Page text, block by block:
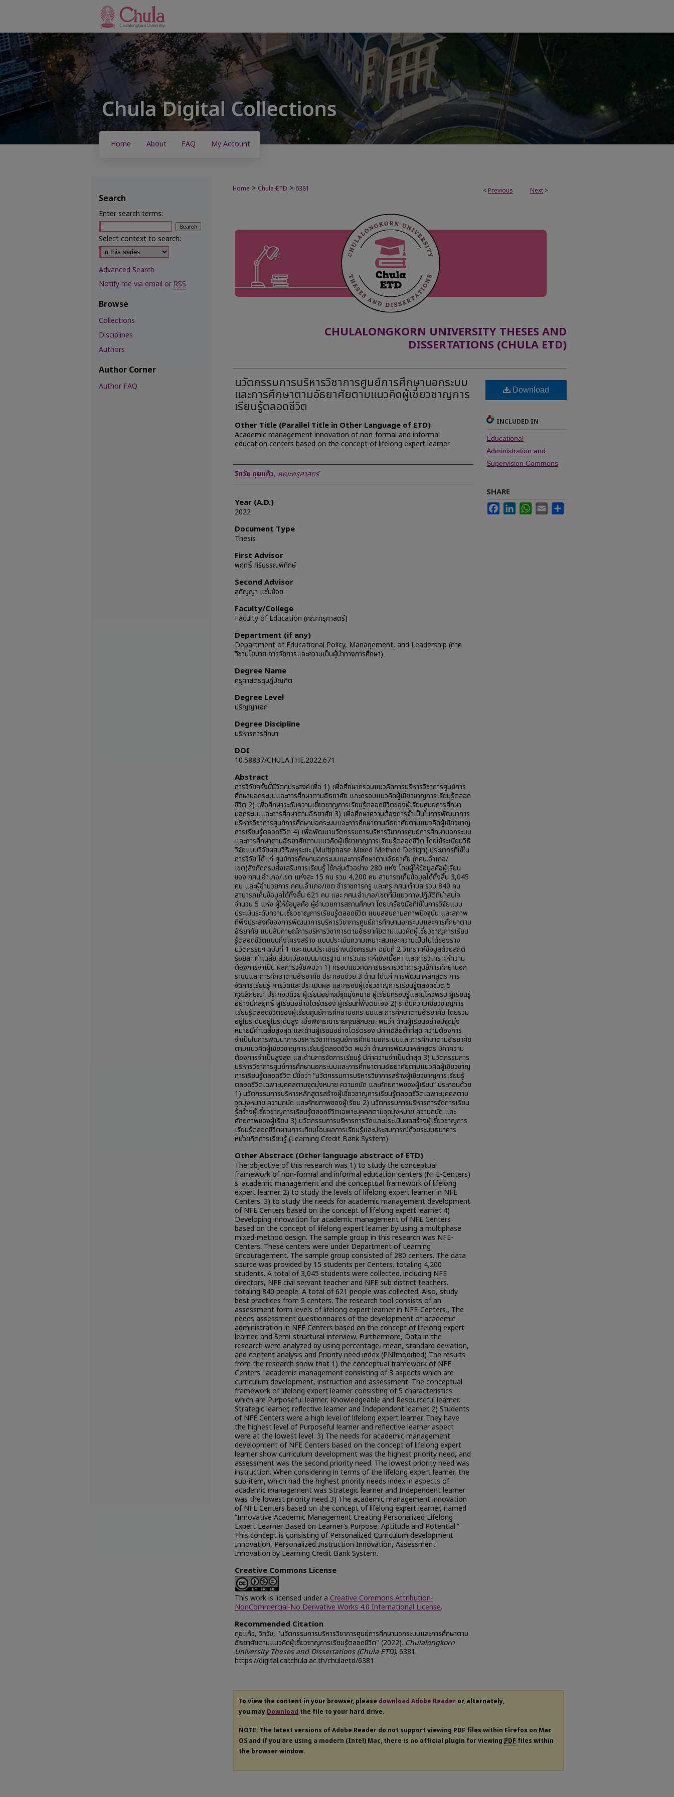
Home About FAQ My Account
< Previous Next >
Home > Chula-ETD > 6381
CHULALONGKORN UNIVERSITY THESES AND
DISSERTATIONS (CHULA ETD)
นวัตกรรมการบริหารวิชาการศูนย์การศึกษานอกระบบ
และการศึกษาตามอัธยาศัยตามแนวคิดผู้เชี่ยวชาญการ
เรียนรู้ตลอดชีวิต
Other Title (Parallel Title in Other Language of ETD)
Academic management innovation of non-formal and informal
education centers based on the concept of lifelong expert learner
Author
วิทวัช กุยแก้ว, คณะครุศาสตร์
Year (A.D.)
2022
Document Type
Thesis
First Advisor
พฤทธิ์ ศิริบรรณพิทักษ์
Second Advisor
สุกัญญา แช่มช้อย
Faculty/College
Faculty of Education (คณะครุศาสตร์)
Department (if any)
Department of Educational Policy, Management, and Leadership (ภาค
วิชานโยบาย การจัดการและความเป็นผู้นำทางการศึกษา)
Degree Name
ครุศาสตรดุษฎีบัณฑิต
Degree Level
ปริญญาเอก
Degree Discipline
บริหารการศึกษา
DOI
10.58837/CHULA.THE.2022.671
Abstract
การวิจัยครั้งนี้มีวัตถุประสงค์เพื่อ 1) เพื่อศึกษากรอบแนวคิดการบริหารวิชาการศูนย์การ
ศึกษานอกระบบและการศึกษาตามอัธยาศัย และกรอบแนวคิดผู้เชี่ยวชาญการเรียนรู้ตลอด
ชีวิต 2) เพื่อศึกษาระดับความเชี่ยวชาญการเรียนรู้ตลอดชีวิตของผู้เรียนศูนย์การศึกษา
นอกระบบและการศึกษาตามอัธยาศัย 3) เพื่อศึกษาความต้องการจำเป็นในการพัฒนาการ
บริหารวิชาการศูนย์การศึกษานอกระบบและการศึกษาตามอัธยาศัยตามแนวคิดผู้เชี่ยวชาญ
การเรียนรู้ตลอดชีวิต 4) เพื่อพัฒนานวัตกรรมการบริหารวิชาการศูนย์การศึกษานอกระบบ
และการศึกษาตามอัธยาศัยตามแนวคิดผู้เชี่ยวชาญการเรียนรู้ตลอดชีวิต โดยใช้ระเบียบวิธี
วิจัยแบบวิจัยผสมวิธีพหุระยะ (Multiphase Mixed Method Design) ประชากรที่ใช้ใน
การวิจัย ได้แก่ ศูนย์การศึกษานอกระบบและการศึกษาตามอัธยาศัย (กศน.อำเภอ/
เขต)สังกัดกรมส่งเสริมการเรียนรู้ ใช้กลุ่มตัวอย่าง 280 แห่ง โดยผู้ให้ข้อมูลคือผู้เรียน
ของ กศน.อำเภอ/เขต แห่งละ 15 คน รวม 4,200 คน สามารถเก็บข้อมูลได้ทั้งสิ้น 3,045
คน และผู้อำนวยการ กศน.อำเภอ/เขต ข้าราชการครู และครู กศน.ตำบล รวม 840 คน
สามารถเก็บข้อมูลได้ทั้งสิ้น 621 คน และ กศน.อำเภอ/เขตที่มีแนวทางปฏิบัติที่น่าสนใจ
จำนวน 5 แห่ง ผู้ให้ข้อมูลคือ ผู้อำนวยการสถานศึกษา โดยเครื่องมือที่ใช้ในการวิจัยแบบ
ประเมินระดับความเชี่ยวชาญการเรียนรู้ตลอดชีวิต แบบสอบถามสภาพปัจจุบัน และสภาพ
ที่พึงประสงค์ของการพัฒนาการบริหารวิชาการศูนย์การศึกษานอกระบบและการศึกษาตาม
อัธยาศัย แบบสัมภาษณ์การบริหารวิชาการตามอัธยาศัยตามแนวคิดผู้เชี่ยวชาญการเรียน
รู้ตลอดชีวิตแบบกึ่งโครงสร้าง แบบประเมินความเหมาะสมและความเป็นไปได้ของร่าง
นวัตกรรมฯ ฉบับที่ 1 และแบบประเมินร่างนวัตกรรมฯ ฉบับที่ 2 วิเคราะห์ข้อมูลด้วยสถิติ
ร้อยละ ค่าเฉลี่ย ส่วนเบี่ยงเบนมาตรฐาน การวิเคราะห์เชิงเนื้อหา และการวิเคราะห์ความ
ต้องการจำเป็น ผลการวิจัยพบว่า 1) กรอบแนวคิดการบริหารวิชาการศูนย์การศึกษานอก
ระบบและการศึกษาตามอัธยาศัย ประกอบด้วย 3 ด้าน ได้แก่ การพัฒนาหลักสูตร การ
จัดการเรียนรู้ การวัดและประเมินผล และกรอบผู้เชี่ยวชาญการเรียนรู้ตลอดชีวิต 5
คุณลักษณะ ประกอบด้วย ผู้เรียนอย่างมีจุดมุ่งหมาย ผู้เรียนที่รอบรู้และมีไหวพริบ ผู้เรียนรู้
อย่างมีกลยุทธ์ ผู้เรียนอย่างไตร่ตรอง ผู้เรียนที่พึ่งตนเอง 2) ระดับความเชี่ยวชาญการ
เรียนรู้ตลอดชีวิตของผู้เรียนศูนย์การศึกษานอกระบบและการศึกษาตามอัธยาศัย โดยรวม
อยู่ในระดับอยู่ในระดับสูง เมื่อพิจารณารายคุณลักษณะ พบว่า ด้านผู้เรียนอย่างมีจุดมุ่ง
หมายมีค่าเฉลี่ยสูงสุด และด้านผู้เรียนอย่างไตร่ตรอง มีค่าเฉลี่ยต่ำที่สุด ความต้องการ
จำเป็นในการพัฒนาการบริหารวิชาการศูนย์การศึกษานอกระบบและการศึกษาตามอัธยาศัย
ตามแนวคิดผู้เชี่ยวชาญการเรียนรู้ตลอดชีวิต พบว่า ด้านการพัฒนาหลักสูตร มีค่าความ
ต้องการจำเป็นสูงสุด และด้านการจัดการเรียนรู้ มีค่าความจำเป็นต่ำสุด 3) นวัตกรรมการ
บริหารวิชาการศูนย์การศึกษานอกระบบและการศึกษาตามอัธยาศัยตามแนวคิดผู้เชี่ยวชาญ
การเรียนรู้ตลอดชีวิต มีชื่อว่า “นวัตกรรมการบริหารวิชาการสร้างผู้เชี่ยวชาญการเรียนรู้
ตลอดชีวิตเฉพาะบุคคลตามจุดมุ่งหมาย ความถนัด และศักยภาพของผู้เรียน” ประกอบด้วย
1) นวัตกรรมการบริหารหลักสูตรสร้างผู้เชี่ยวชาญการเรียนรู้ตลอดชีวิตเฉพาะบุคคลตาม
จุดมุ่งหมาย ความถนัด และศักยภาพของผู้เรียน 2) นวัตกรรมการบริหารการจัดการเรียน
รู้สร้างผู้เชี่ยวชาญการเรียนรู้ตลอดชีวิตเฉพาะบุคคลตามจุดมุ่งหมาย ความถนัด และ
ศักยภาพของผู้เรียน 3) นวัตกรรมการบริหารการวัดและประเมินผลสร้างผู้เชี่ยวชาญการ
เรียนรู้ตลอดชีวิตผ่านการเทียบโอนผลการเรียนรู้และประสบการณ์ด้วยระบบธนาคาร
หน่วยกิตการเรียนรู้ (Learning Credit Bank System)
Other Abstract (Other language abstract of ETD)
The objective of this research was 1) to study the conceptual
framework of non-formal and informal education centers (NFE-Centers)
s' academic management and the conceptual framework of lifelong
expert learner. 2) to study the levels of lifelong expert learner in NFE
Centers. 3) to study the needs for academic management development
of NFE Centers based on the concept of lifelong expert learner. 4)
Developing innovation for academic management of NFE Centers
based on the concept of lifelong expert learner by using a multiphase
mixed-method design. The sample group in this research was NFE-
Centers. These centers were under Department of Learning
Encouragement. The sample group consisted of 280 centers. The data
source was provided by 15 students per Centers. totaling 4,200
students. A total of 3,045 students were collected. including NFE
directors, NFE civil servant teacher and NFE sub district teachers.
totaling 840 people. A total of 621 people was collected. Also, study
best practices from 5 centers. The research tool consists of an
assessment form levels of lifelong expert learner in NFE-Centers., The
needs assessment questionnaires of the development of academic
administration in NFE Centers based on the concept of lifelong expert
learner, and Semi-structural interview. Furthermore, Data in the
research were analyzed by using percentage, mean, standard deviation,
and content analysis and Priority need index (PNImodified) The results
from the research show that 1) the conceptual framework of NFE
Centers ' academic management consisting of 3 aspects which are
curriculum development, instruction and assessment. The conceptual
framework of lifelong expert learner consisting of 5 characteristics
which are Purposeful learner, Knowledgeable and Resourceful learner,
Strategic learner, reflective learner and Independent learner. 2) Students
of NFE Centers were a high level of lifelong expert learner. They have
the highest level of Purposeful learner and reflective learner aspect
were at the lowest level. 3) The needs for academic management
development of NFE Centers based on the concept of lifelong expert
learner show curriculum development was the highest priority need, and
assessment was the second priority need. The lowest priority need was
instruction. When considering in terms of the lifelong expert learner, the
sub-item, which had the highest priority needs index in aspects of
academic management was Strategic learner and Independent learner
was the lowest priority need 3) The academic management innovation
of NFE Centers based on the concept of lifelong expert learner, named
“Innovative Academic Management Creating Personalized Lifelong
Expert Learner Based on Learner’s Purpose, Aptitude and Potential.”
This concept is consisting of Personalized Curriculum development
Innovation, Personalized Instruction Innovation, Assessment
Innovation by Learning Credit Bank System.
Creative Commons License
This work is licensed under a Creative Commons Attribution-
NonCommercial-No Derivative Works 4.0 International License.
Recommended Citation
กุยแก้ว, วิทวัช, "นวัตกรรมการบริหารวิชาการศูนย์การศึกษานอกระบบและการศึกษาตาม
อัธยาศัยตามแนวคิดผู้เชี่ยวชาญการเรียนรู้ตลอดชีวิต" (2022). Chulalongkorn
University Theses and Dissertations (Chula ETD). 6381.
https://digital.car.chula.ac.th/chulaetd/6381
Download
INCLUDED IN
Educational
Administration and
Supervision Commons
SHARE
FacebookLinkedInWhatsApp
Email
To view the content in your browser, please download Adobe Reader or, alternately,
you may Download the file to your hard drive.
NOTE: The latest versions of Adobe Reader do not support viewing PDF files within Firefox on Mac
OS and if you are using a modern (Intel) Mac, there is no official plugin for viewing PDF files within
the browser window.
Search
Enter search terms:
Select context to search:
Advanced Search
Notify me via email orRSS
Browse
Collections
Disciplines
Authors
Author Corner
Author FAQ